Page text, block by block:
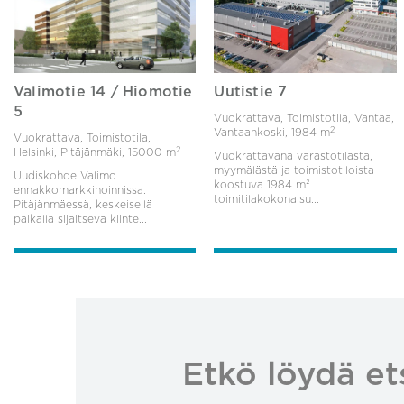
Valimotie 14 / Hiomotie
5
Vuokrattava, Toimistotila,
Helsinki, Pitäjänmäki, 15000 m2
Uudiskohde Valimo
ennakkomarkkinoinnissa.
Pitäjänmäessä, keskeisellä
paikalla sijaitseva kiinte...
Uutistie 7
Vuokrattava, Toimistotila, Vantaa,
Vantaankoski,1984 m2
Vuokrattavana varastotilasta,
myymälästä ja toimistotiloista
koostuva 1984 m²
toimitilakokonaisu...
Etkö löydä